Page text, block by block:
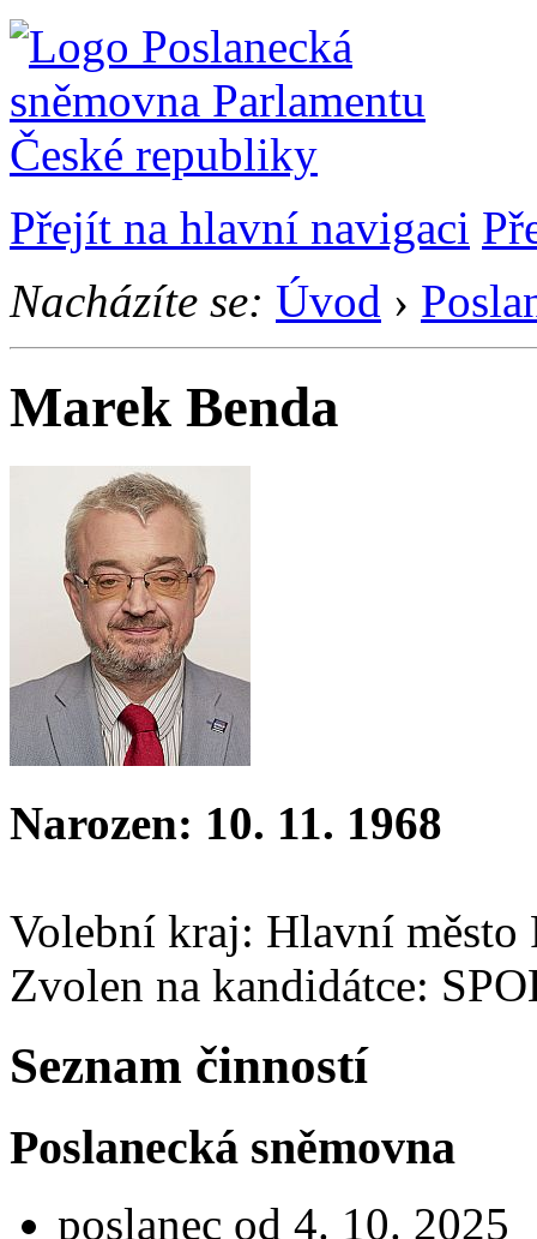
Přejít na hlavní navigaci
Nacházíte se: Úvod ›
Marek Benda
Narozen: 10. 11. 1968
Volební kraj: Hlavní město
Zvolen na kandidátce:
Seznam činností
Poslanecká sněmovna
poslanec od 4. 10. 2025